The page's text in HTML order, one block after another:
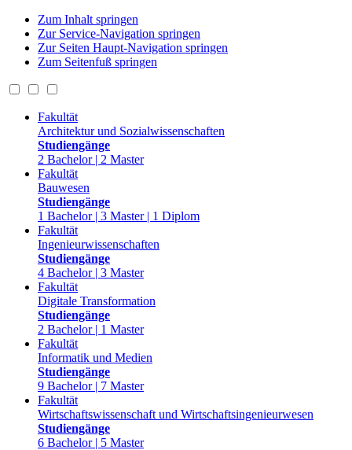
Zum Inhalt springen
Zur Service-Navigation springen
Zur Seiten Haupt-Navigation springen
Zum Seitenfuß springen
Fakultät
Architektur und Sozialwissenschaften
Studiengänge
2 Bachelor | 2 Master
Fakultät
Bauwesen
Studiengänge
1 Bachelor | 3 Master | 1 Diplom
Fakultät
Ingenieurwissenschaften
Studiengänge
4 Bachelor | 3 Master
Fakultät
Digitale Transformation
Studiengänge
2 Bachelor | 1 Master
Fakultät
Informatik und Medien
Studiengänge
9 Bachelor | 7 Master
Fakultät
Wirtschaftswissenschaft und Wirtschaftsingenieurwesen
Studiengänge
6 Bachelor | 5 Master